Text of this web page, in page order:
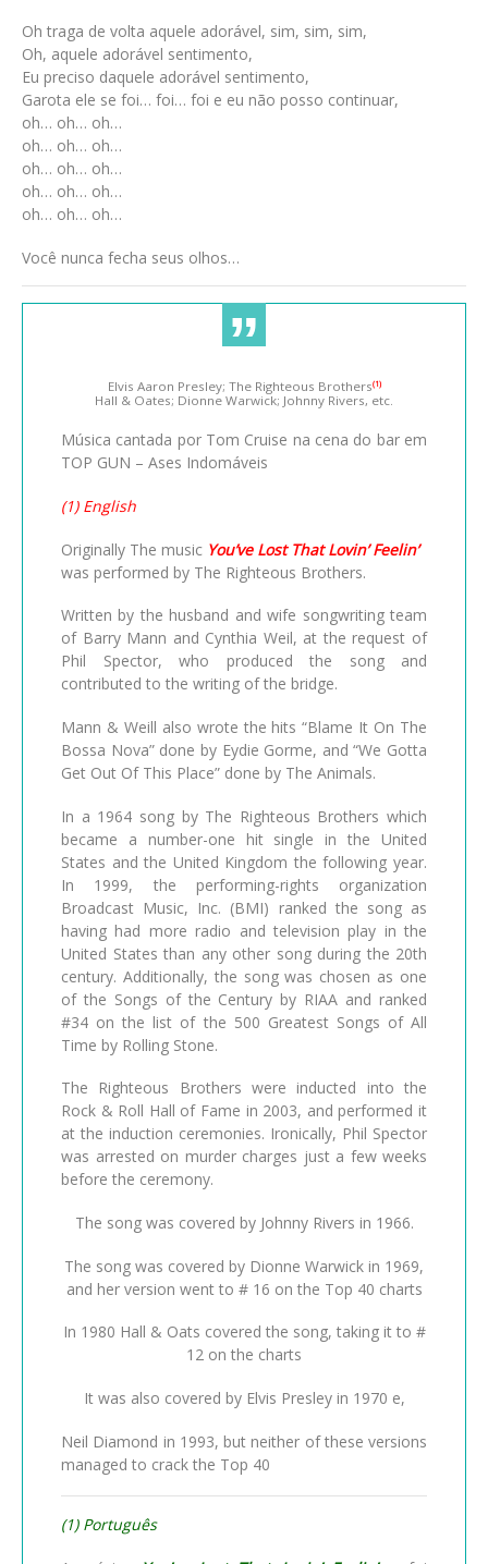
Oh traga de volta aquele adorável, sim, sim, sim,
Oh, aquele adorável sentimento,
Eu preciso daquele adorável sentimento,
Garota ele se foi… foi… foi e eu não posso continuar,
oh… oh… oh…
oh… oh… oh…
oh… oh… oh…
oh… oh… oh…
oh… oh… oh…
Você nunca fecha seus olhos…
Elvis Aaron Presley; The Righteous Brothers(1)
Hall & Oates; Dionne Warwick; Johnny Rivers, etc.
Música cantada por Tom Cruise na cena do bar em
TOP GUN – Ases Indomáveis
(1) English
Originally The music You’ve Lost That Lovin’ Feelin’
was performed by The Righteous Brothers.
Written by the husband and wife songwriting team
of Barry Mann and Cynthia Weil, at the request of
Phil Spector, who produced the song and
contributed to the writing of the bridge.
Mann & Weill also wrote the hits “Blame It On The
Bossa Nova” done by Eydie Gorme, and “We Gotta
Get Out Of This Place” done by The Animals.
In a 1964 song by The Righteous Brothers which
became a number-one hit single in the United
States and the United Kingdom the following year.
In 1999, the performing-rights organization
Broadcast Music, Inc. (BMI) ranked the song as
having had more radio and television play in the
United States than any other song during the 20th
century. Additionally, the song was chosen as one
of the Songs of the Century by RIAA and ranked
#34 on the list of the 500 Greatest Songs of All
Time by Rolling Stone.
The Righteous Brothers were inducted into the
Rock & Roll Hall of Fame in 2003, and performed it
at the induction ceremonies. Ironically, Phil Spector
was arrested on murder charges just a few weeks
before the ceremony.
The song was covered by Johnny Rivers in 1966.
The song was covered by Dionne Warwick in 1969,
and her version went to # 16 on the Top 40 charts
In 1980 Hall & Oats covered the song, taking it to #
12 on the charts
It was also covered by Elvis Presley in 1970 e,
Neil Diamond in 1993, but neither of these versions
managed to crack the Top 40
(1) Português